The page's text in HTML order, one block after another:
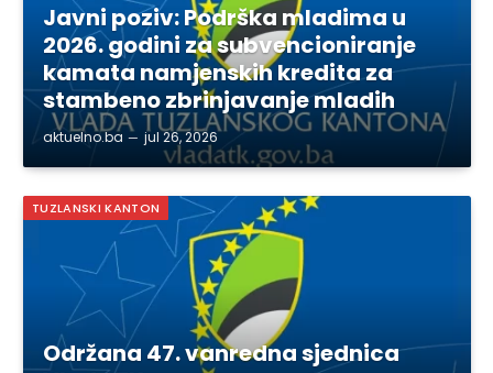
Javni poziv: Podrška mladima u
2026. godini za subvencioniranje
kamata namjenskih kredita za
stambeno zbrinjavanje mladih
aktuelno.ba jul 26, 2026
TUZLANSKI KANTON
Održana 47. vanredna sjednica